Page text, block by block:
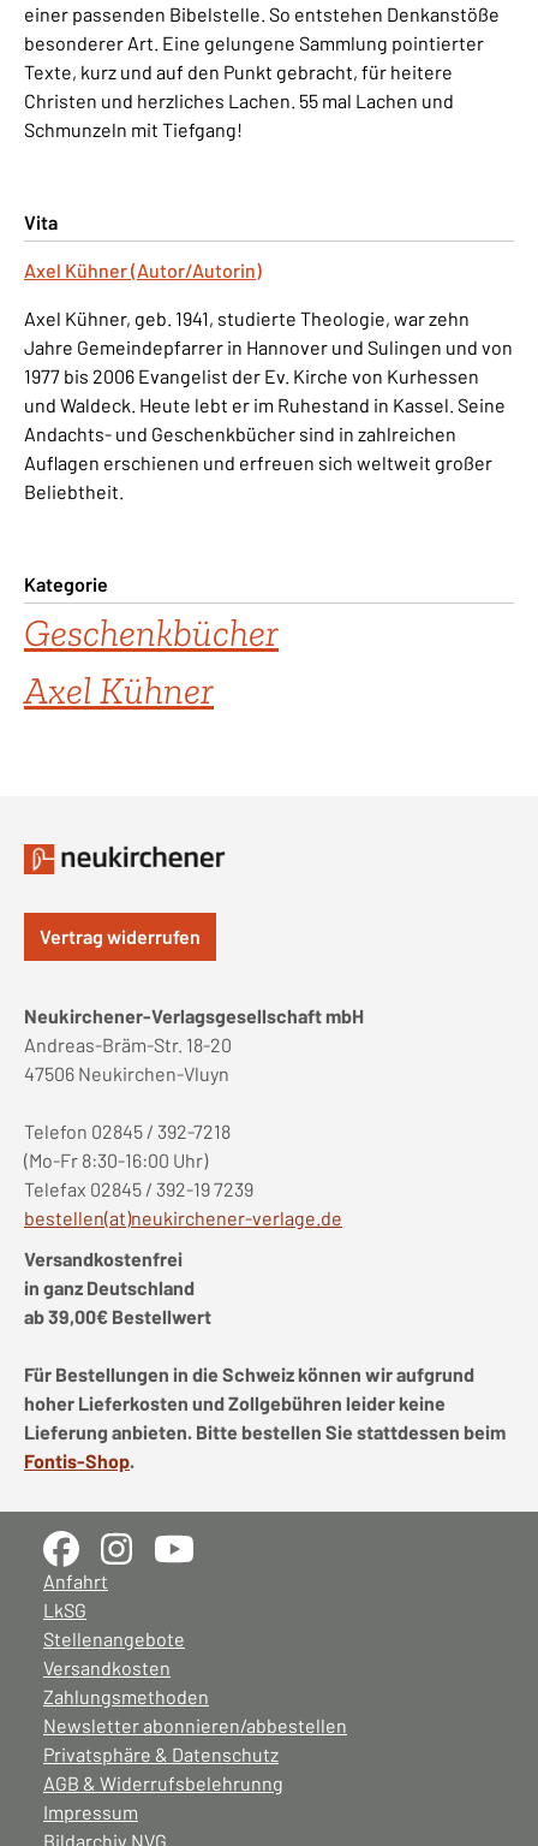
einer passenden Bibelstelle. So entstehen Denkanstöße
besonderer Art. Eine gelungene Sammlung pointierter
Texte, kurz und auf den Punkt gebracht, für heitere
Christen und herzliches Lachen. 55 mal Lachen und
Schmunzeln mit Tiefgang!
Vita
Axel Kühner (Autor/Autorin)
Axel Kühner, geb. 1941, studierte Theologie, war zehn
Jahre Gemeindepfarrer in Hannover und Sulingen und von
1977 bis 2006 Evangelist der Ev. Kirche von Kurhessen
und Waldeck. Heute lebt er im Ruhestand in Kassel. Seine
Andachts- und Geschenkbücher sind in zahlreichen
Auflagen erschienen und erfreuen sich weltweit großer
Beliebtheit.
Kategorie
Geschenkbücher
Axel Kühner
Vertrag widerrufen
Neukirchener-Verlagsgesellschaft mbH
Andreas-Bräm-Str. 18-20
47506 Neukirchen-Vluyn
Telefon 02845 / 392-7218
(Mo-Fr 8:30-16:00 Uhr)
Telefax 02845 / 392-19 7239
bestellen(at)neukirchener-verlage.de
Versandkostenfrei
in ganz Deutschland
ab 39,00€ Bestellwert
Für Bestellungen in die Schweiz können wir aufgrund
hoher Lieferkosten und Zollgebühren leider keine
Lieferung anbieten. Bitte bestellen Sie stattdessen beim
Fontis-Shop.
Anfahrt
LkSG
Stellenangebote
Versandkosten
Zahlungsmethoden
Newsletter abonnieren/abbestellen
Privatsphäre & Datenschutz
AGB & Widerrufsbelehrunng
Impressum
Bildarchiv NVG